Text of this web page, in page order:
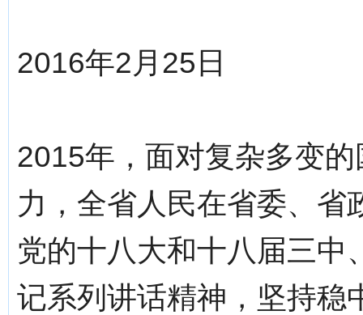
2016年2月25日
2015年，面对复杂多变
力，全省人民在省委、省
党的十八大和十八届三中
记系列讲话精神，坚持稳